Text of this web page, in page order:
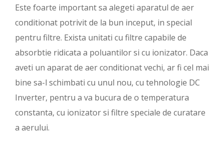
Este foarte important sa alegeti aparatul de aer
conditionat potrivit de la bun inceput, in special
pentru filtre. Exista unitati cu filtre capabile de
absorbtie ridicata a poluantilor si cu ionizator. Daca
aveti un aparat de aer conditionat vechi, ar fi cel mai
bine sa-l schimbati cu unul nou, cu tehnologie DC
Inverter, pentru a va bucura de o temperatura
constanta, cu ionizator si filtre speciale de curatare
a aerului.